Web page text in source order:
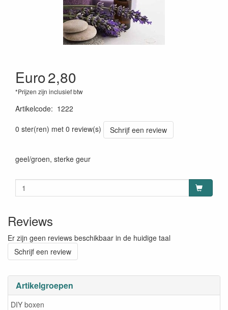
Artikelgroepen
DIY boxen
Euro2,80
*Prijzen zijn inclusief btw
Artikelcode: 1222
0 ster(ren) met 0 review(s)
Schrijf een review
geel/groen, sterke geur
Reviews
Er zijn geen reviews beschikbaar in de huidige taal
Schrijf een review